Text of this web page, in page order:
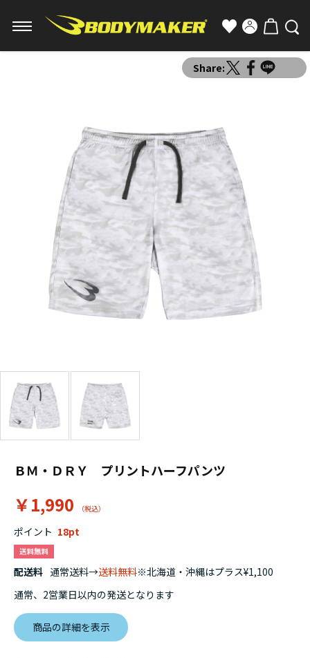
Share:
ＢＭ・ＤＲＹ プリントハーフパンツ
￥1,990
ポイント 18
配送料 通常送料→送料無料※北海道・沖縄はプラス¥1,100
通常、2営業日以内の発送となります
商品の詳細を表示